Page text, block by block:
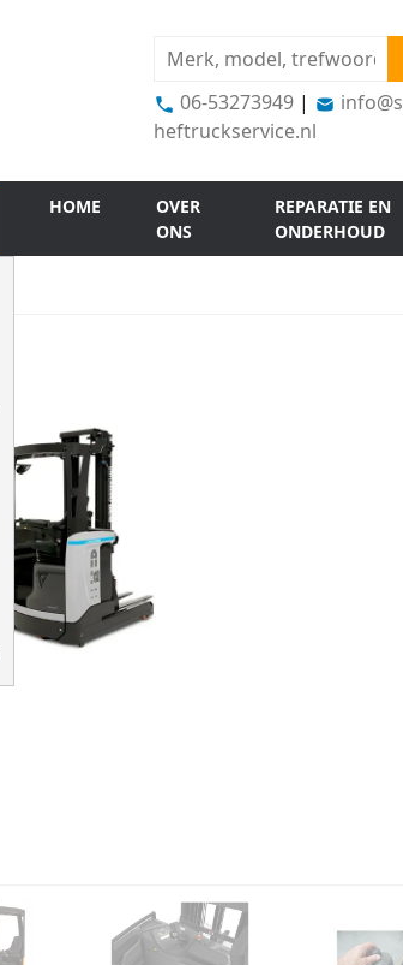
06-53273949 |
heftruckservice.nl
HOME
OVER
ONS
REPARATIE EN
ONDERHOUD